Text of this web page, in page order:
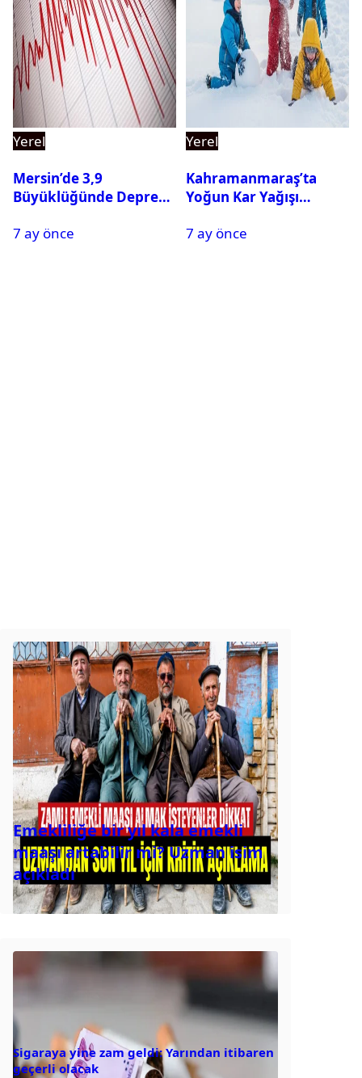
Yerel
Mersin’de 3,9
Büyüklüğünde Deprem
7 ay önce
Yerel
Kahramanmaraş’ta
Yoğun Kar Yağışı
Tatil
7 ay önce
Emekliliğe bir yıl kala emekli
maaşı artabilir mi? Uzman isim
açıkladı
Sigaraya yine zam geldi: Yarından itibaren
geçerli olacak